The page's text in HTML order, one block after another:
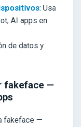
: Usa
AI apps en
de datos y
fakeface —
fakeface —